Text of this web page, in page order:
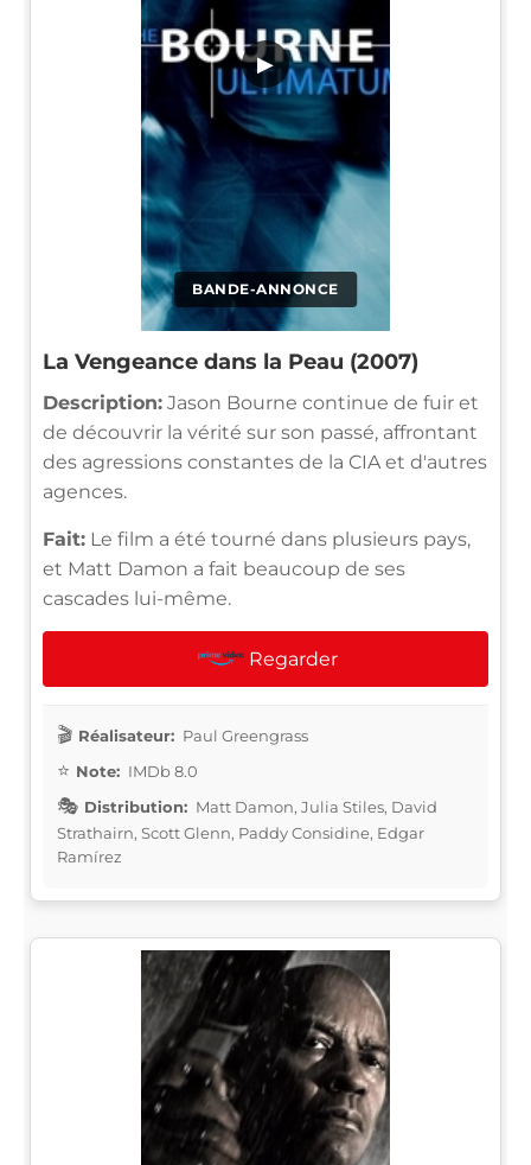
BANDE-ANNONCE
▶
La Vengeance dans la Peau (2007)
Description: Jason Bourne continue de fuir et
de découvrir la vérité sur son passé, affrontant
des agressions constantes de la CIA et d'autres
agences.
Fait: Le film a été tourné dans plusieurs pays,
et Matt Damon a fait beaucoup de ses
cascades lui-même.
Regarder
Réalisateur: Paul Greengrass
Note: IMDb 8.0
Distribution: Matt Damon, Julia Stiles, David
Strathairn, Scott Glenn, Paddy Considine, Edgar
Ramírez